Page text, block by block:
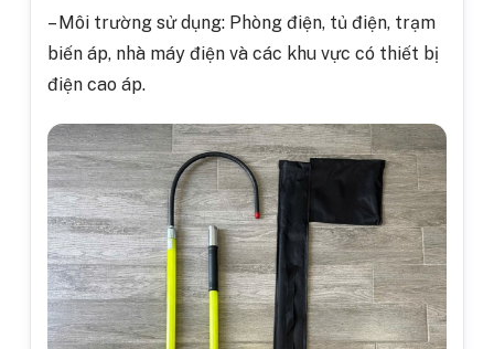
– Môi trường sử dụng: Phòng điện, tủ điện, trạm
biến áp, nhà máy điện và các khu vực có thiết bị
điện cao áp.